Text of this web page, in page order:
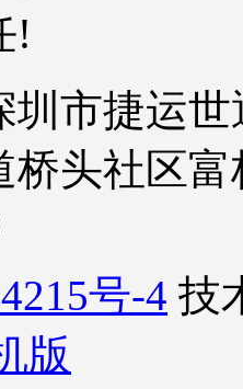
!
圳市捷运
桥头社区
号-4 技
版